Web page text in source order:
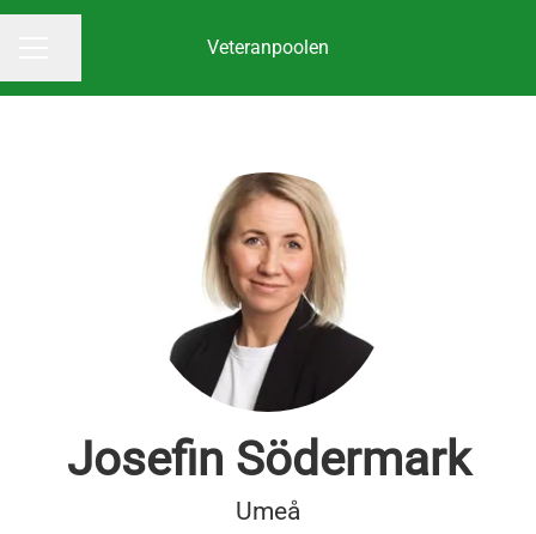
Veteranpoolen
Josefin Södermark
Umeå